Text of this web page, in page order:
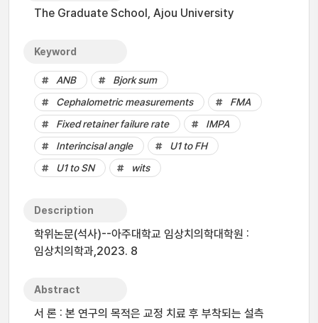
The Graduate School, Ajou University
Keyword
ANB
Bjork sum
Cephalometric measurements
FMA
Fixed retainer failure rate
IMPA
Interincisal angle
U1 to FH
U1 to SN
wits
Description
학위논문(석사)--아주대학교 임상치의학대학원 :
임상치의학과,2023. 8
Abstract
서 론 : 본 연구의 목적은 교정 치료 후 부착되는 설측